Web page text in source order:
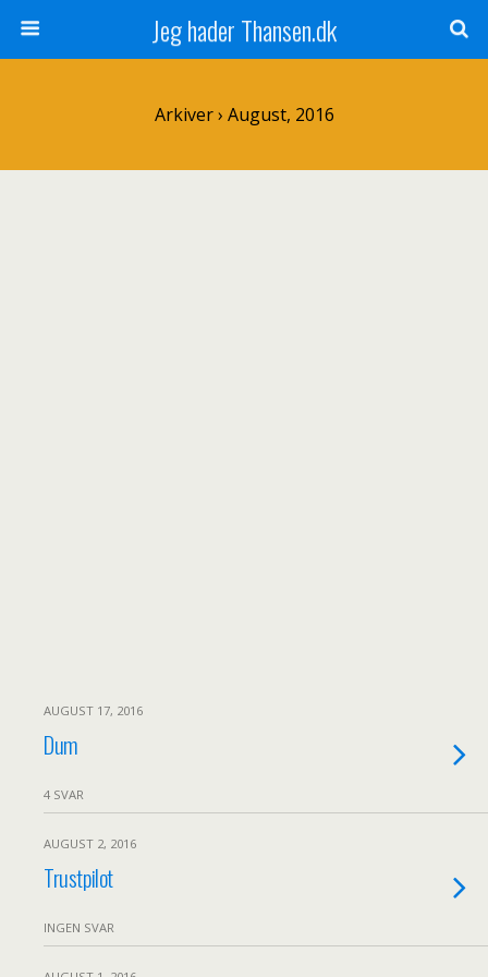
Jeg hader Thansen.dk
Arkiver › August, 2016
AUGUST 17, 2016
Dum
4 SVAR
AUGUST 2, 2016
Trustpilot
INGEN SVAR